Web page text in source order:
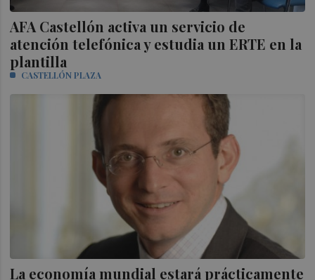
AFA Castellón activa un servicio de
atención telefónica y estudia un ERTE en la
plantilla
CASTELLÓN PLAZA
La economía mundial estará prácticamente